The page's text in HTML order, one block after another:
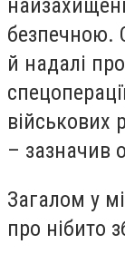
безпечною.
й надалі
військових
– зазначив
Загалом у
про нібито